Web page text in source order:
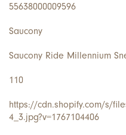
55638000009596
Saucony
Saucony Ride Millennium
110
https://cdn.shopify.com/s/
4_3.jpg?v=1767104406